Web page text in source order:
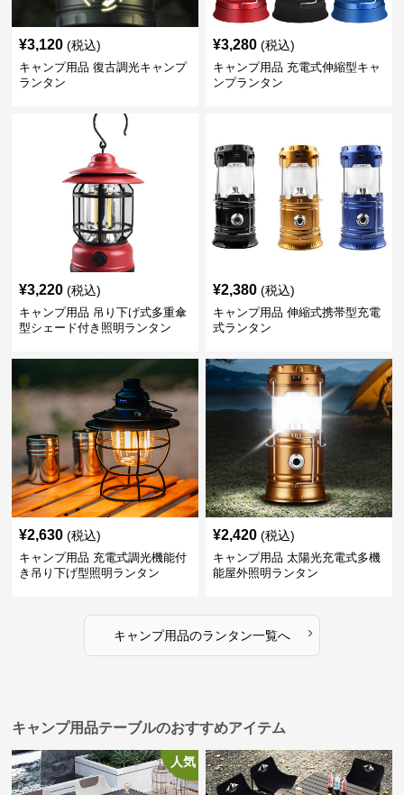
¥3,120 (税込)
キャンプ用品 復古調光キャンプ
ランタン
¥3,280 (税込)
キャンプ用品 充電式伸縮型キャ
ンプランタン
¥3,220 (税込)
キャンプ用品 吊り下げ式多重傘
型シェード付き照明ランタン
¥2,380 (税込)
キャンプ用品 伸縮式携帯型充電
式ランタン
¥2,630 (税込)
キャンプ用品 充電式調光機能付
き吊り下げ型照明ランタン
¥2,420 (税込)
キャンプ用品 太陽光充電式多機
能屋外照明ランタン
キャンプ用品のランタン一覧へ ›
キャンプ用品テーブルのおすすめアイテム
人気